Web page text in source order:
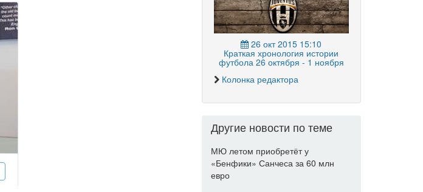
26 окт 2015 15:10
Краткая хронология истории
футбола 26 октября - 1 ноября
Колонка редактора
Другие новости по теме
МЮ летом приобретёт у
«Бенфики» Санчеса за 60 млн
евро